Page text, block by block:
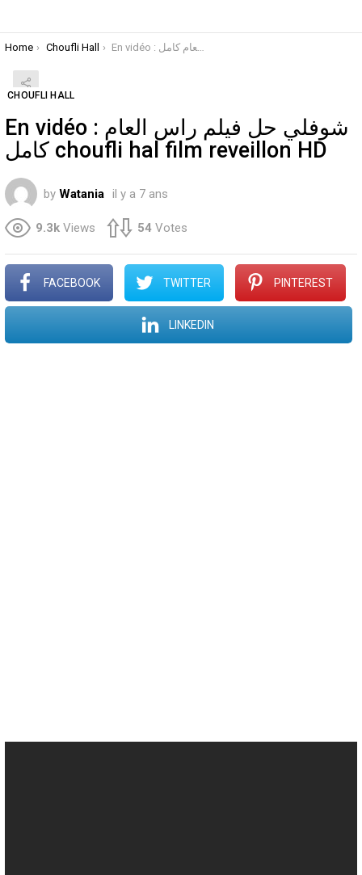
You are here:
Home Choufli Hall
CHOUFLI HALL
En vidéo : شوفلي حل فيلم راس العام
كامل choufli hal film reveillon HD
by Watania il y a 7 ans
9.3k Views 54 Votes
FACEBOOK TWITTER PINTEREST
LINKEDIN